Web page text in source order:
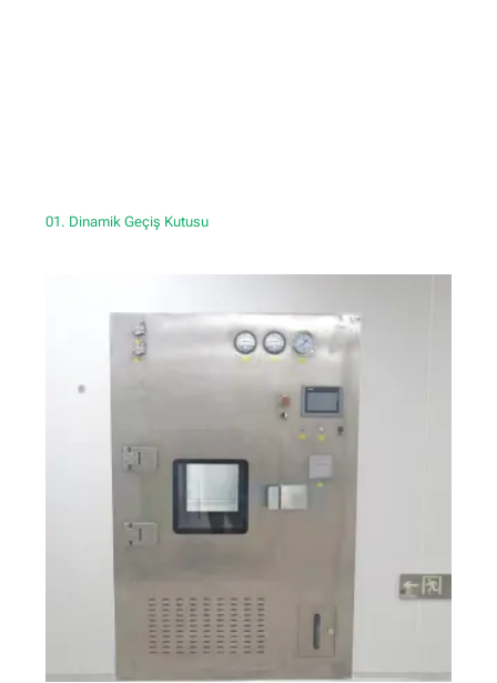
01. Dinamik Geçiş Kutusu